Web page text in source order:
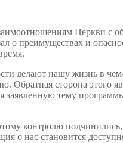
Церкви
о преимуществах и
делают нашу жизнь в
Обратная сторона этого
заявленную тему
контролю
о нас становится